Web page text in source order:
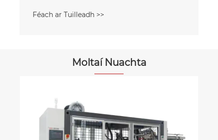
Féach ar Tuilleadh >>
Moltaí Nuachta
Aonach Iostanbúl Pacáistiú Eurasia
2024
Féach ar Tuilleadh >>